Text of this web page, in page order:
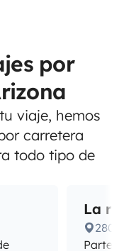
por
viaje, hemos
carretera
todo tipo de
La
280
Parte